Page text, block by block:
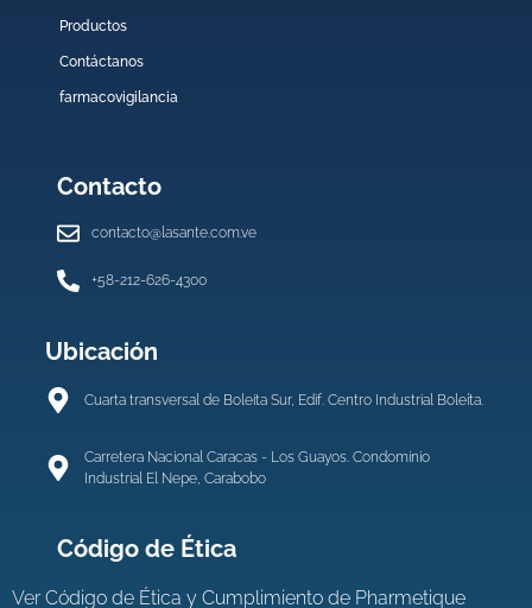
Productos
Contáctanos
farmacovigilancia
Contacto
contacto@lasante.com.ve
+58-212-626-4300
Ubicación
Cuarta transversal de Boleita Sur, Edif. Centro Industrial Boleíta.
Carretera Nacional Caracas - Los Guayos. Condominio
Industrial El Nepe, Carabobo
Código de Ética
VerCódigo de Ética y Cumplimiento de Pharmetique